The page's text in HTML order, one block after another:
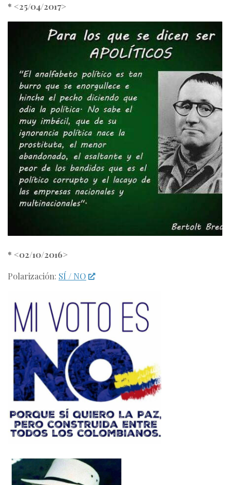
* <25/04/2017>
* <02/10/2016>
Polarización: SÍ / NO